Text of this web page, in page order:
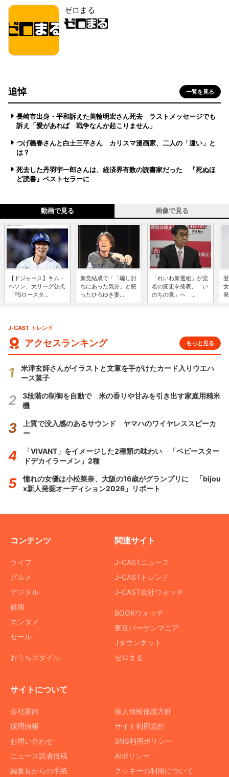
ゼロまる
追悼 一覧を見る
長崎市出身・平和訴えた美輪明宏さん死去 ラストメッセージでも
訴え「愛があれば 戦争なんか起こりません」
つげ義春さんと白土三平さん カリスマ漫画家、二人の「違い」と
は？
死去した丹羽宇一郎さんは、経済界有数の読書家だった 『死ぬほ
ど読書』ベストセラーに
動画で見る 画像で見る
【ドジャース】キム・
ヘソン、大リーグ公式
「PSロースタ...
新党結成で「「騙し討
ちにあった気分」と怒
ったひろゆき妻...
「れいわ新選組」が党
名の変更を発表、「い
のちの党」へ ...
J-CAST トレンド
アクセスランキング もっと見る
米津玄師さんがイラストと文章を手がけたカード入りウエハ
ース菓子
3段階の制御を自動で 米の香りや甘みを引き出す家庭用精米
機
上質で没入感のあるサウンド ヤマハのワイヤレススピーカ
ー
「VIVANT」をイメージした2種類の味わい 「ベビースター
ドデカイラーメン」2種
憧れの女優は小松菜奈、大阪の16歳がグランプリに 「bijou
x新人発掘オーディション2026」リポート
コンテンツ
ライフ
グルメ
デジタル
健康
エンタメ
セール
おうちスタイル
関連サイト
J-CASTニュース
J-CASTトレンド
J-CAST会社ウォッチ
BOOKウォッチ
東京バーゲンマニア
Jタウンネット
ゼロまる
サイトについて
会社案内
採用情報
お問い合わせ
ニュース読者投稿
編集長からの手紙
個人情報保護方針
サイト利用規約
SNS利用ポリシー
AIポリシー
クッキーの利用について